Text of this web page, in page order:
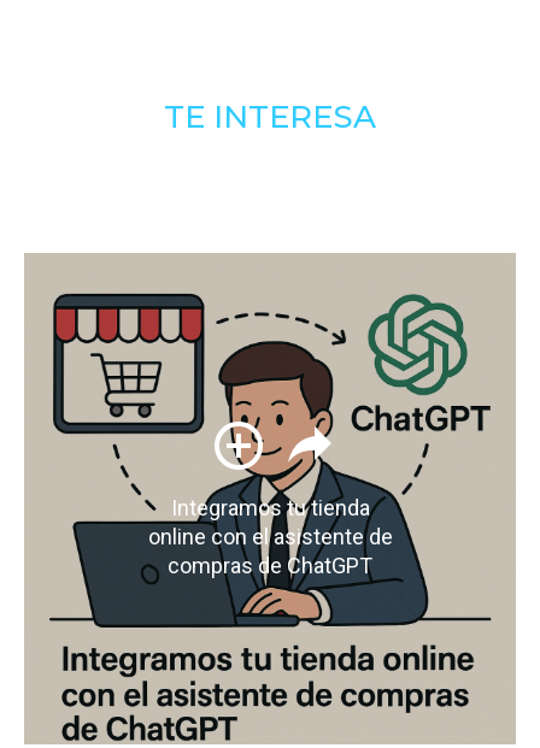
TE INTERESA
Integramos tu tienda
online con el asistente de
compras de ChatGPT